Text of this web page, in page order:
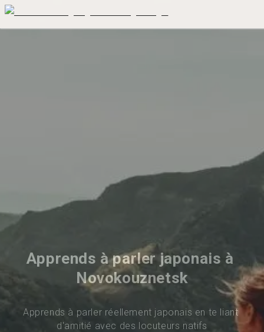
Apprends à parler japonais à
Novokouznetsk
Apprends à parler réellement japonais en te liant
d'amitié avec des locuteurs natifs